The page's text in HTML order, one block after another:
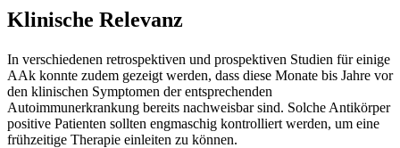
Klinische Relevanz
In verschiedenen retrospektiven und prospektiven Studien für einige
AAk konnte zudem gezeigt werden, dass diese Mo­nate bis Jahre vor
den klinischen Symptomen der entsprechenden
Autoimmunerkrankung bereits nachweisbar sind. Solche Antikörper
positive Patienten sollten engmaschig kontrolliert werden, um eine
frühzeitige Therapie einleiten zu können.